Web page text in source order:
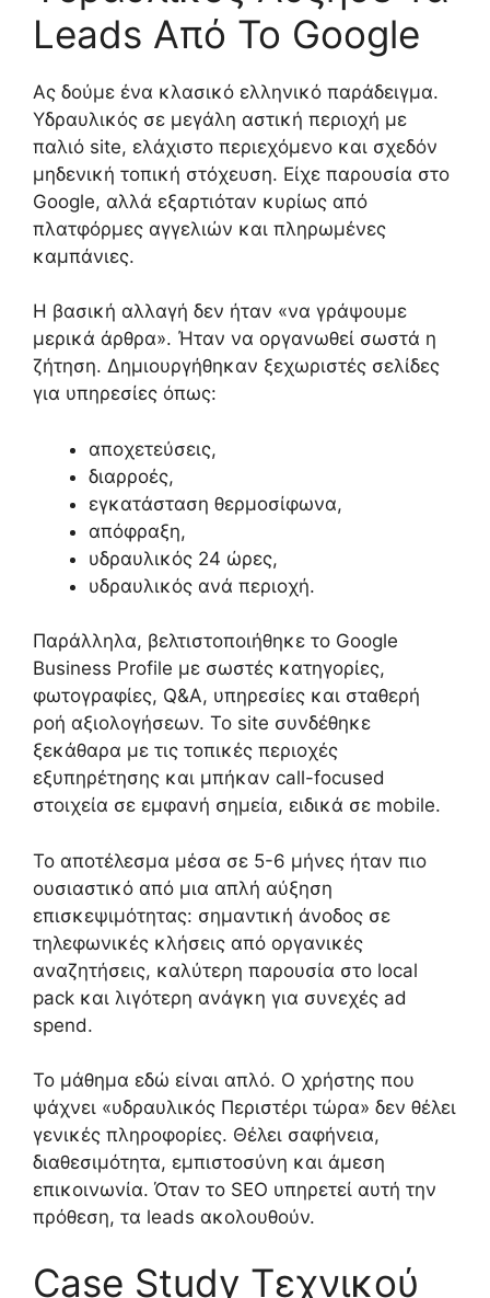
Leads Από Το Google
Ας δούμε ένα κλασικό ελληνικό παράδειγμα.
Υδραυλικός σε μεγάλη αστική περιοχή με
παλιό site, ελάχιστο περιεχόμενο και σχεδόν
μηδενική τοπική στόχευση. Είχε παρουσία στο
Google, αλλά εξαρτιόταν κυρίως από
πλατφόρμες αγγελιών και πληρωμένες
καμπάνιες.
Η βασική αλλαγή δεν ήταν «να γράψουμε
μερικά άρθρα». Ήταν να οργανωθεί σωστά η
ζήτηση. Δημιουργήθηκαν ξεχωριστές σελίδες
για υπηρεσίες όπως:
αποχετεύσεις,
διαρροές,
εγκατάσταση θερμοσίφωνα,
απόφραξη,
υδραυλικός 24 ώρες,
υδραυλικός ανά περιοχή.
Παράλληλα, βελτιστοποιήθηκε το Google
Business Profile με σωστές κατηγορίες,
φωτογραφίες, Q&A, υπηρεσίες και σταθερή
ροή αξιολογήσεων. Το site συνδέθηκε
ξεκάθαρα με τις τοπικές περιοχές
εξυπηρέτησης και μπήκαν call-focused
στοιχεία σε εμφανή σημεία, ειδικά σε mobile.
Το αποτέλεσμα μέσα σε 5-6 μήνες ήταν πιο
ουσιαστικό από μια απλή αύξηση
επισκεψιμότητας: σημαντική άνοδος σε
τηλεφωνικές κλήσεις από οργανικές
αναζητήσεις, καλύτερη παρουσία στο local
pack και λιγότερη ανάγκη για συνεχές ad
spend.
Το μάθημα εδώ είναι απλό. Ο χρήστης που
ψάχνει «υδραυλικός Περιστέρι τώρα» δεν θέλει
γενικές πληροφορίες. Θέλει σαφήνεια,
διαθεσιμότητα, εμπιστοσύνη και άμεση
επικοινωνία. Όταν το SEO υπηρετεί αυτή την
πρόθεση, τα leads ακολουθούν.
Case Study Τεχνικού